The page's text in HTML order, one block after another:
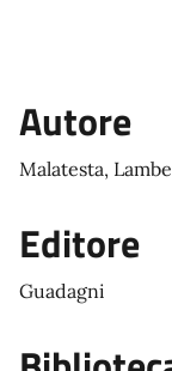
Autore
Malatesta,
Editore
Guadagni